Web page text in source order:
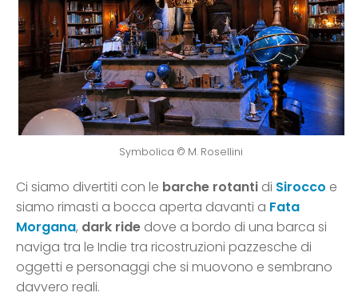
Symbolica © M. Rosellini
Ci siamo divertiti con le barche rotanti di Sirocco e
siamo rimasti a bocca aperta davanti a Fata
Morgana, dark ride dove a bordo di una barca si
naviga tra le Indie tra ricostruzioni pazzesche di
oggetti e personaggi che si muovono e sembrano
davvero reali.